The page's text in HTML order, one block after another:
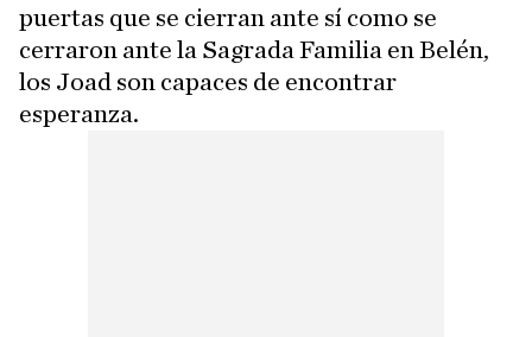
puertas que se cierran ante sí como se
cerraron ante la Sagrada Familia en Belén,
los Joad son capaces de encontrar
esperanza.